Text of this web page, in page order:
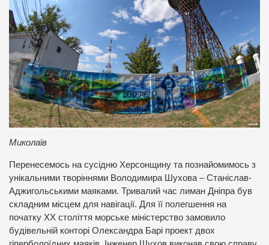
Миколаїв
Перенесемось на сусідню Херсонщину та познайомимось з
унікальними творіннями Володимира Шухова – Станіслав-
Аджигольськими маяками. Тривалий час лиман Дніпра був
складним місцем для навігації. Для її полегшення на
початку ХХ століття морське міністерство замовило
будівельній конторі Олександра Барі проект двох